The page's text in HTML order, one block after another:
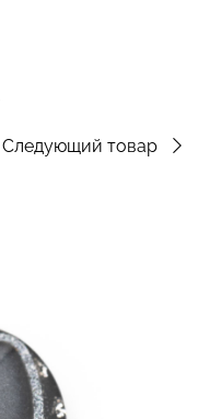
Следующий товар